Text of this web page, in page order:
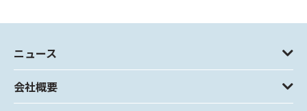
ニュース
会社概要